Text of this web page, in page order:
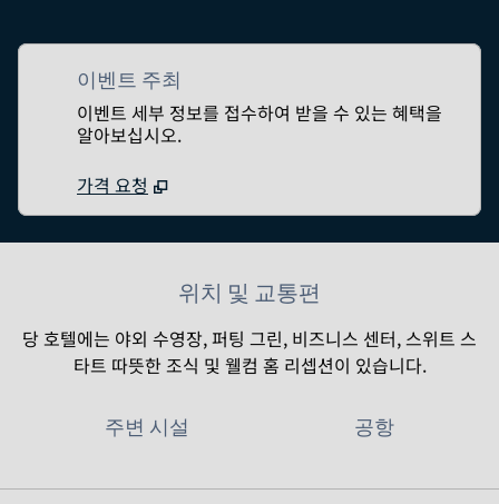
이벤트 주최
이벤트 세부 정보를 접수하여 받을 수 있는 혜택을
알아보십시오.
가격 요청
위치 및 교통편
당 호텔에는 야외 수영장, 퍼팅 그린, 비즈니스 센터, 스위트 스
타트 따뜻한 조식 및 웰컴 홈 리셉션이 있습니다.
주변 시설 공항